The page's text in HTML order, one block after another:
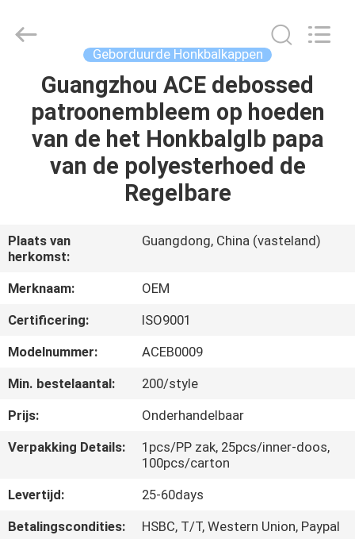
HUIS
PRODUCTEN
FABRIEKSREIS
KWALITEITSCONTROLE
CONTACTEER
ONS
NIEUWS
GEVALLEN
Geborduurde Honkbalkappen
Guangzhou ACE debossed
patroonembleem op hoeden
van de het Honkbalglb papa
van de polyesterhoed de
Regelbare
Plaats van
herkomst:
Guangdong, China (vasteland)
Merknaam:
OEM
Certificering:
ISO9001
Modelnummer:
ACEB0009
Min. bestelaantal:
200/style
Prijs:
Onderhandelbaar
Verpakking Details:
1pcs/PP zak, 25pcs/inner-doos,
100pcs/carton
Levertijd:
25-60days
Betalingscondities:
HSBC, T/T, Western Union, Paypal